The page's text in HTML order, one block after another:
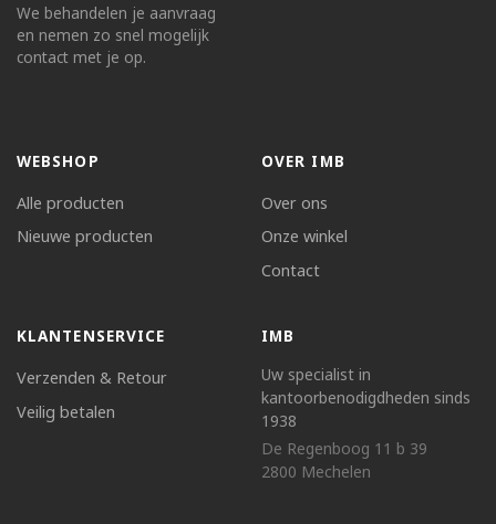
We behandelen je aanvraag
en nemen zo snel mogelijk
contact met je op.
WEBSHOP
Alle producten
Nieuwe producten
OVER IMB
Over ons
Onze winkel
Contact
KLANTENSERVICE
Verzenden & Retour
Veilig betalen
IMB
Uw specialist in
kantoorbenodigdheden sinds
1938
De Regenboog 11 b 39
2800 Mechelen